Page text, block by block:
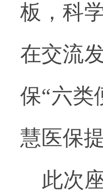
板，科
在交流
保“六类
慧医保
此次